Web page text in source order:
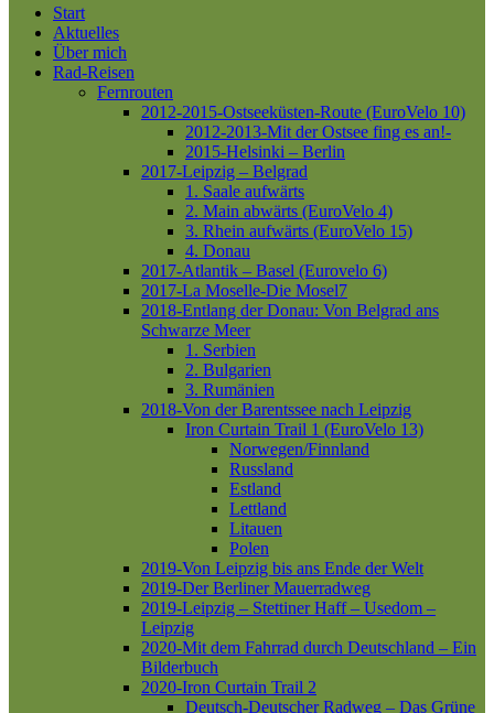
Close
Menu
Start
Aktuelles
Über mich
Rad-Reisen
Fernrouten
2012-2015-Ostseeküsten-Route (EuroVelo 10)
2012-2013-Mit der Ostsee fing es an!-
2015-Helsinki – Berlin
2017-Leipzig – Belgrad
1. Saale aufwärts
2. Main abwärts (EuroVelo 4)
3. Rhein aufwärts (EuroVelo 15)
4. Donau
2017-Atlantik – Basel (Eurovelo 6)
2017-La Moselle-Die Mosel7
2018-Entlang der Donau: Von Belgrad ans
Schwarze Meer
1. Serbien
2. Bulgarien
3. Rumänien
2018-Von der Barentssee nach Leipzig
Iron Curtain Trail 1 (EuroVelo 13)
Norwegen/Finnland
Russland
Estland
Lettland
Litauen
Polen
2019-Von Leipzig bis ans Ende der Welt
2019-Der Berliner Mauerradweg
2019-Leipzig – Stettiner Haff – Usedom –
Leipzig
2020-Mit dem Fahrrad durch Deutschland – Ein
Bilderbuch
2020-Iron Curtain Trail 2
Deutsch-Deutscher Radweg – Das Grüne